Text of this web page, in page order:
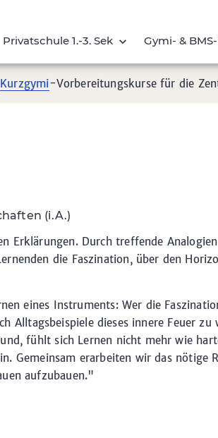
Privatschule 1.-3. Sek Gymi- & BMS-
Kurzgymi-Vorbereitungskurse für die
(i.A.)
Erklärungen. Durch treffende
die Faszination, über den
eines Instruments: Wer die
Alltagsbeispiele dieses innere Feuer zu
fühlt sich Lernen nicht mehr wie
Gemeinsam erarbeiten wir das nötige
aufzubauen."